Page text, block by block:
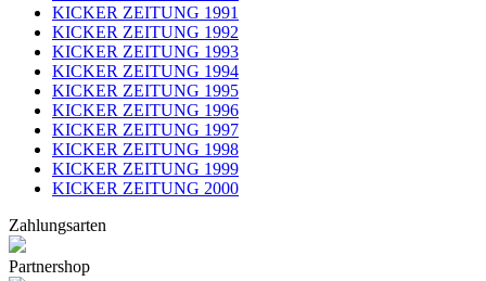
KICKER ZEITUNG 1991
KICKER ZEITUNG 1992
KICKER ZEITUNG 1993
KICKER ZEITUNG 1994
KICKER ZEITUNG 1995
KICKER ZEITUNG 1996
KICKER ZEITUNG 1997
KICKER ZEITUNG 1998
KICKER ZEITUNG 1999
KICKER ZEITUNG 2000
Zahlungsarten
Partnershop